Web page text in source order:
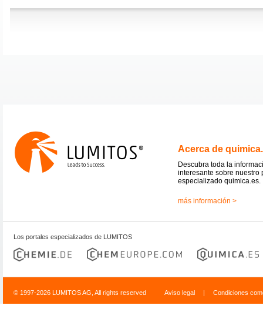
Acerca de
Descubra toda la
interesante sobre nuestro
especializado quimica.es.
más información >
Los portales especializados de LUMITOS
© 1997-2026 LUMITOS AG, All rights reserved Aviso legal | Condiciones